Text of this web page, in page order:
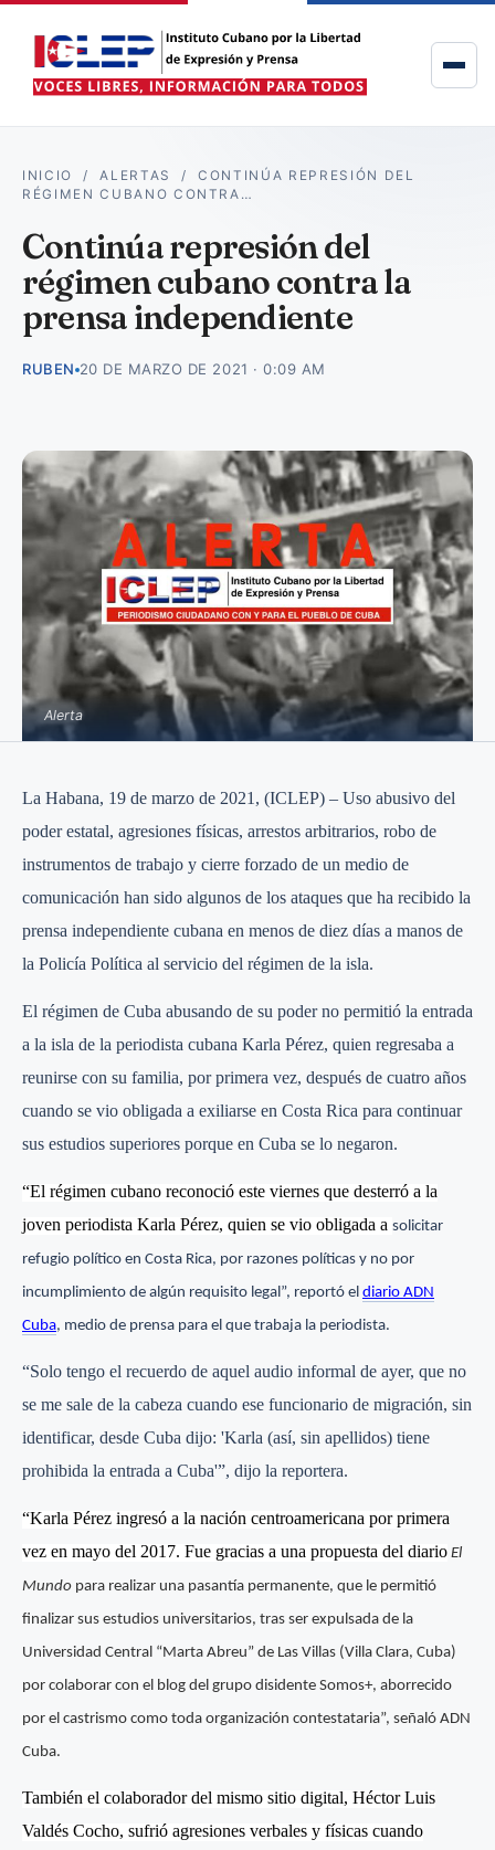
INICIO /ALERTAS /CONTINÚA REPRESIÓN DEL
RÉGIMEN CUBANO CONTRA…
Continúa represión del
régimen cubano contra la
prensa independiente
RUBEN 20 DE MARZO DE 2021 · 0:09 AM
Alerta
La Habana, 19 de marzo de 2021, (ICLEP) – Uso abusivo del
poder estatal, agresiones físicas, arrestos arbitrarios, robo de
instrumentos de trabajo y cierre forzado de un medio de
comunicación han sido algunos de los ataques que ha recibido la
prensa independiente cubana en menos de diez días a manos de
la Policía Política al servicio del régimen de la isla.
El régimen de Cuba abusando de su poder no permitió la entrada
a la isla de la periodista cubana Karla Pérez, quien regresaba a
reunirse con su familia, por primera vez, después de cuatro años
cuando se vio obligada a exiliarse en Costa Rica para continuar
sus estudios superiores porque en Cuba se lo negaron.
“El régimen cubano reconoció este viernes que desterró a la
joven periodista Karla Pérez, quien se vio obligada a solicitar
refugio político en Costa Rica, por razones políticas y no por
incumplimiento de algún requisito legal”, reportó el diario ADN
Cuba, medio de prensa para el que trabaja la periodista.
“Solo tengo el recuerdo de aquel audio informal de ayer, que no
se me sale de la cabeza cuando ese funcionario de migración, sin
identificar, desde Cuba dijo: 'Karla (así, sin apellidos) tiene
prohibida la entrada a Cuba'”, dijo la reportera.
“Karla Pérez ingresó a la nación centroamericana por primera
vez en mayo del 2017. Fue gracias a una propuesta del diario El
Mundo para realizar una pasantía permanente, que le permitió
finalizar sus estudios universitarios, tras ser expulsada de la
Universidad Central “Marta Abreu” de Las Villas (Villa Clara, Cuba)
por colaborar con el blog del grupo disidente Somos+, aborrecido
por el castrismo como toda organización contestataria”, señaló ADN
Cuba.
También el colaborador del mismo sitio digital, Héctor Luis
Valdés Cocho, sufrió agresiones verbales y físicas cuando